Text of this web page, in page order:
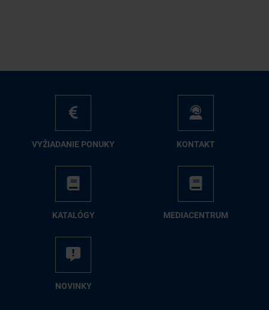
VY­ŽIA­DA­NIE PO­NU­KY KON­TAKT
KA­TA­LÓ­GY ME­DIA­CEN­TRUM
NO­VIN­KY